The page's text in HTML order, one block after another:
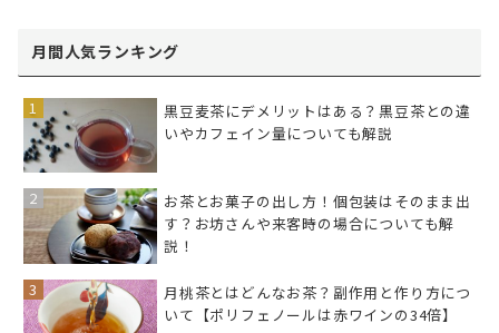
月間人気ランキング
黒豆麦茶にデメリットはある？黒豆茶との違
いやカフェイン量についても解説
お茶とお菓子の出し方！個包装はそのまま出
す？お坊さんや来客時の場合についても解
説！
月桃茶とはどんなお茶？副作用と作り方につ
いて【ポリフェノールは赤ワインの34倍】